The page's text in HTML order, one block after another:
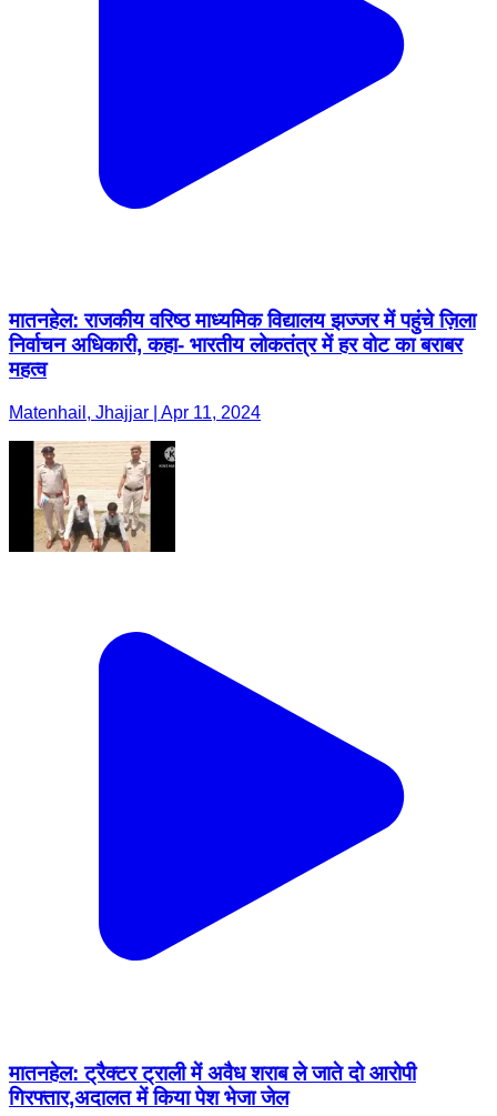
मातनहेल: राजकीय वरिष्ठ माध्यमिक विद्यालय झज्जर में पहुंचे ज़िला
निर्वाचन अधिकारी, कहा- भारतीय लोकतंत्र में हर वोट का बराबर
महत्व
Matenhail, Jhajjar | Apr 11, 2024
मातनहेल: ट्रैक्टर ट्राली में अवैध शराब ले जाते दो आरोपी
गिरफ्तार,अदालत में किया पेश भेजा जेल